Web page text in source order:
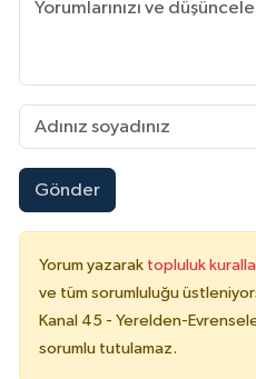
Gönder
Yorum yazarak topluluk
ve tüm sorumluluğu
Kanal 45 - Yerelden-
sorumlu tutulamaz.